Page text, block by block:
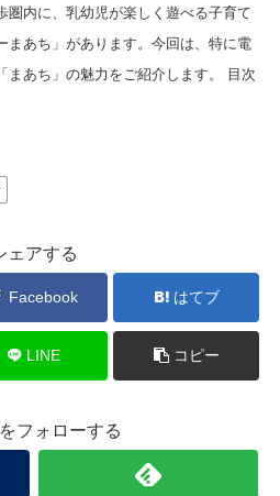
圏内に、乳幼児が楽しく遊べる子育て
まあち」があります。今回は、特に電
まあち」の魅力をご紹介します。 目次
ェアする
Facebook はてブ
LINE コピー
フォローする